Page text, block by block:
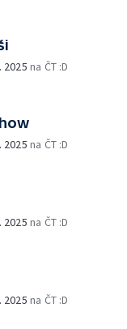
2025 na ČT :D
2025 na ČT :D
2025 na ČT :D
2025 na ČT :D